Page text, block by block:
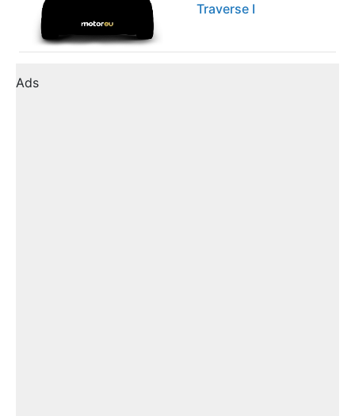
Traverse I
Ads